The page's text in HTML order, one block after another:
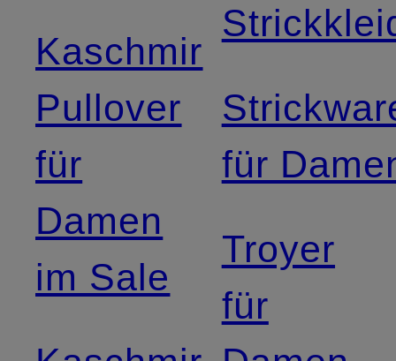
Kaschmir
Pullover
für
Damen
im Sale
für
Troyer
für